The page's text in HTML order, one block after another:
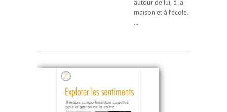
autour de lui, à la
maison et à l’école.
...